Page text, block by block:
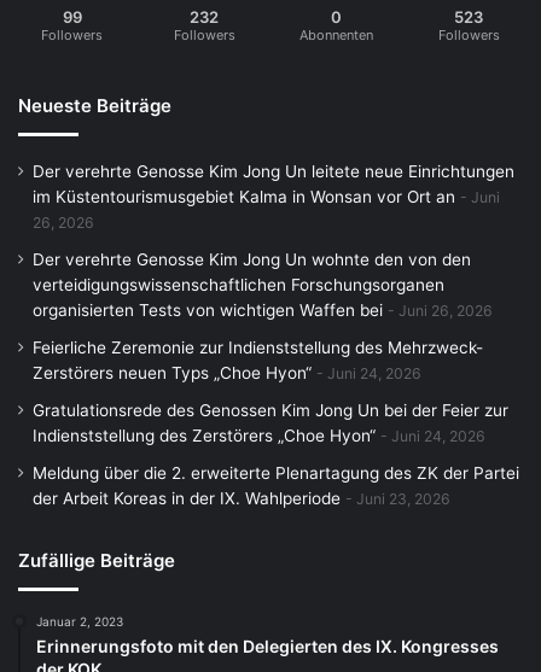
99
Followers
232
Followers
0
Abonnenten
523
Followers
Neueste Beiträge
Der verehrte Genosse Kim Jong Un leitete neue Einrichtungen
im Küstentourismusgebiet Kalma in Wonsan vor Ort an
Juni
26, 2026
Der verehrte Genosse Kim Jong Un wohnte den von den
verteidigungswissenschaftlichen Forschungsorganen
organisierten Tests von wichtigen Waffen bei
Juni 26, 2026
Feierliche Zeremonie zur Indienststellung des Mehrzweck-
Zerstörers neuen Typs „Choe Hyon“
Juni 24, 2026
Gratulationsrede des Genossen Kim Jong Un bei der Feier zur
Indienststellung des Zerstörers „Choe Hyon“
Juni 24, 2026
Meldung über die 2. erweiterte Plenartagung des ZK der Partei
der Arbeit Koreas in der IX. Wahlperiode
Juni 23, 2026
Zufällige Beiträge
Januar 2, 2023
Erinnerungsfoto mit den Delegierten des IX. Kongresses